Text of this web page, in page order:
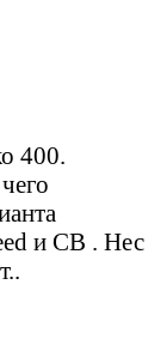
400.
и СВ . Нес